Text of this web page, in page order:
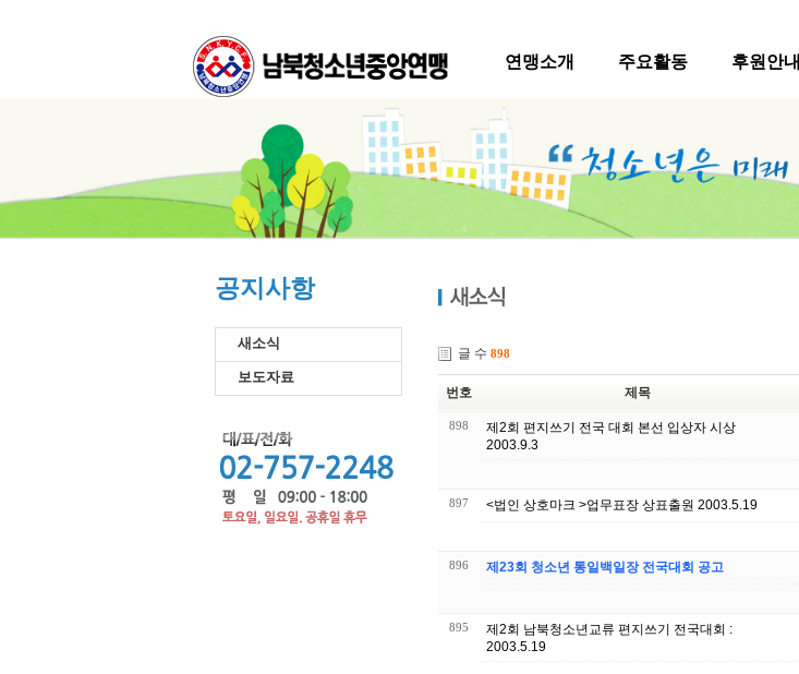
연맹소개 주요활동 후원안내
공지사항
새소식
보도자료
글 수 898
번호 제목
898
제2회 편지쓰기 전국 대회 본선 입상자 시상
2003.9.3
897 <법인 상호마크 >업무표장 상표출원 2003.5.19
896 제23회 청소년 통일백일장 전국대회 공고
895
제2회 남북청소년교류 편지쓰기 전국대회 :
2003.5.19